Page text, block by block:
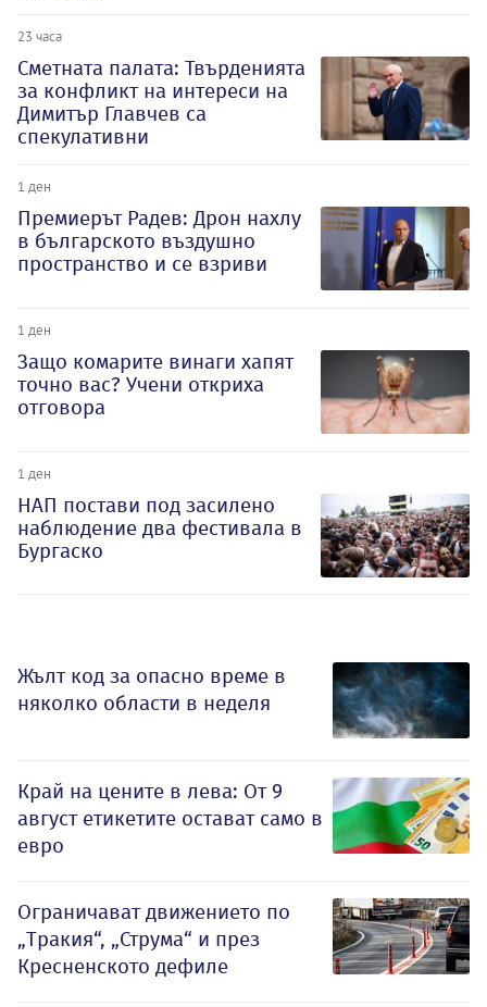
23 часа
Сметната палата: Твърденията
за конфликт на интереси на
Димитър Главчев са
спекулативни
1 ден
Премиерът Радев: Дрон нахлу
в българското въздушно
пространство и се взриви
1 ден
Защо комарите винаги хапят
точно вас? Учени откриха
отговора
1 ден
НАП постави под засилено
наблюдение два фестивала в
Бургаско
Жълт код за опасно време в
няколко области в неделя
Край на цените в лева: От 9
август етикетите остават само в
евро
Ограничават движението по
„Тракия“, „Струма“ и през
Кресненското дефиле